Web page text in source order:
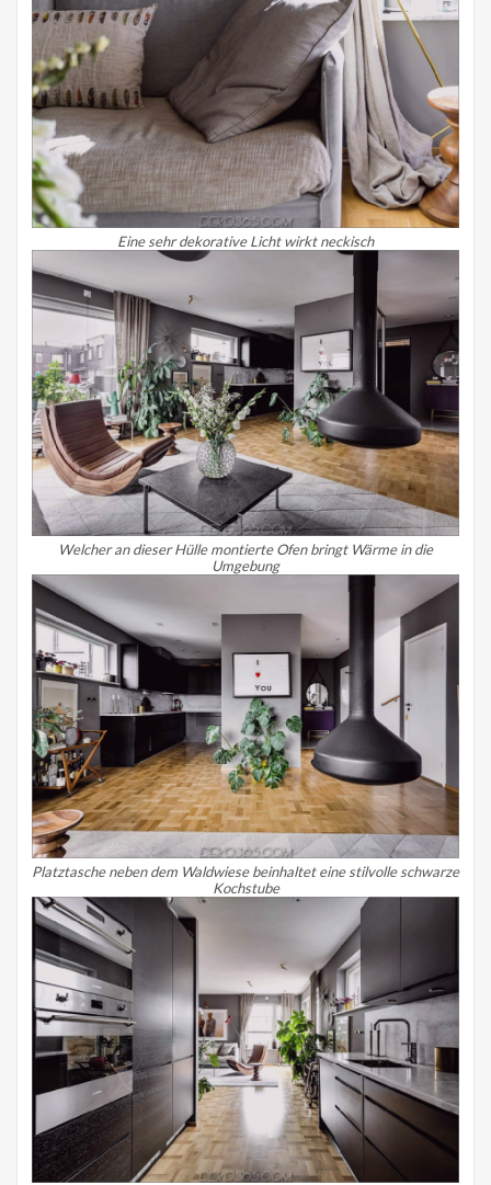
Eine sehr dekorative Licht wirkt neckisch
Welcher an dieser Hülle montierte Ofen bringt Wärme in die
Umgebung
Platztasche neben dem Waldwiese beinhaltet eine stilvolle schwarze
Kochstube